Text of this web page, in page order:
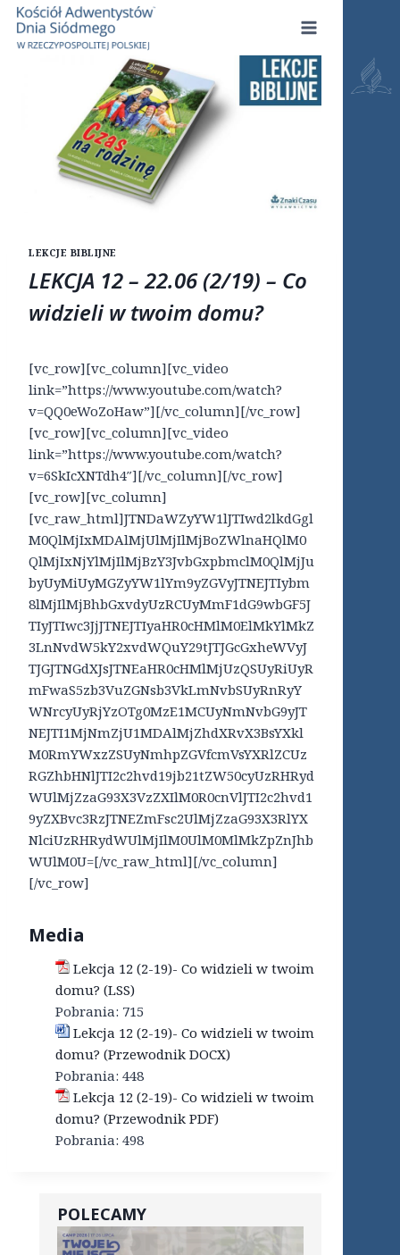
Przejdź
treści
LEKCJE BIBLIJNE
LEKCJA 12 – 22.06 (2/19) – Co
widzieli w twoim domu?
[vc_row][vc_column][vc_video
link=”https://www.youtube.com/watch?
v=QQ0eWoZoHaw”][/vc_column][/vc_row]
[vc_row][vc_column][vc_video
link=”https://www.youtube.com/watch?
v=6SkIcXNTdh4″][/vc_column][/vc_row]
[vc_row][vc_column]
[vc_raw_html]JTNDaWZyYW1lJTIwd2lkdGgl
M0QlMjIxMDAlMjUlMjIlMjBoZWlnaHQlM0
QlMjIxNjYlMjIlMjBzY3JvbGxpbmclM0QlMjJu
byUyMiUyMGZyYW1lYm9yZGVyJTNEJTIybm
8lMjIlMjBhbGxvdyUzRCUyMmF1dG9wbGF5J
TIyJTIwc3JjJTNEJTIyaHR0cHMlM0ElMkYlMkZ
3LnNvdW5kY2xvdWQuY29tJTJGcGxheWVyJ
TJGJTNGdXJsJTNEaHR0cHMlMjUzQSUyRiUyR
mFwaS5zb3VuZGNsb3VkLmNvbSUyRnRyY
WNrcyUyRjYzOTg0MzE1MCUyNmNvbG9yJT
NEJTI1MjNmZjU1MDAlMjZhdXRvX3BsYXkl
M0RmYWxzZSUyNmhpZGVfcmVsYXRlZCUz
RGZhbHNlJTI2c2hvd19jb21tZW50cyUzRHRyd
WUlMjZzaG93X3VzZXIlM0R0cnVlJTI2c2hvd1
9yZXBvc3RzJTNEZmFsc2UlMjZzaG93X3RlYX
NlciUzRHRydWUlMjIlM0UlM0MlMkZpZnJhb
WUlM0U=[/vc_raw_html][/vc_column]
[/vc_row]
Media
Lekcja 12 (2-19)- Co widzieli w twoim
domu? (LSS)
Pobrania: 715
Lekcja 12 (2-19)- Co widzieli w twoim
domu? (Przewodnik DOCX)
Pobrania: 448
Lekcja 12 (2-19)- Co widzieli w twoim
domu? (Przewodnik PDF)
Pobrania: 498
POLECAMY